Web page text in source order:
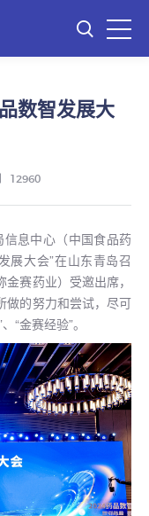
数智发展大
12960
息中心（中国食品药
展大会”在山东青岛召
赛药业）受邀出席，
做的努力和尝试，尽可
“金赛经验”。